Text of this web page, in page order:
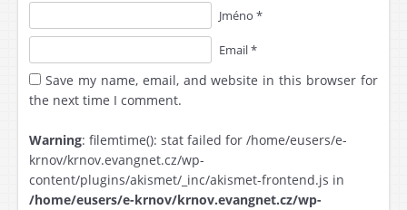
Jméno *
Email *
Save my name, email, and website in this browser for
the next time I comment.
Warning: filemtime(): stat failed for /home/eusers/e-
krnov/krnov.evangnet.cz/wp-
content/plugins/akismet/_inc/akismet-frontend.js in
/home/eusers/e-krnov/krnov.evangnet.cz/wp-